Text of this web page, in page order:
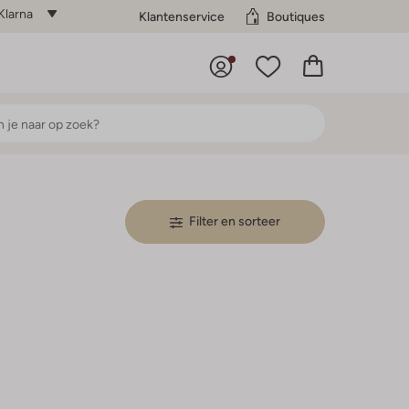
Klantenservice Boutiques
Filter en sorteer